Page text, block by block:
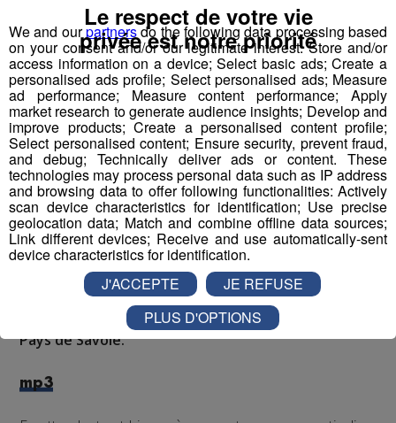
Si vous habitez dans la vallée de l’Arve, il vous sera
bientôt possible de mesurer la pollution dans votre
logement.
Cet hiver, vous pourrez en effet louer pendant 15
jours un capteur qui vous accompagnera dans tous
vos déplacements et qui mesurera, en temps réel, la
concentration en particules fines.
Toutes ces données seront récoltées par
l’organisme officiel de mesure de la qualité de l’air.
Guillaume Brulfert est le responsable ATMO en
Pays de Savoie.
mp3
We and ourpartnersdo the following data processing based
on your consent and/or our legitimate interest: Store and/or
access information on a device; Select basic ads; Create a
personalised ads profile; Select personalised ads; Measure
ad performance; Measure content performance; Apply
market research to generate audience insights; Develop and
improve products; Create a personalised content profile;
Select personalised content; Ensure security, prevent fraud,
and debug; Technically deliver ads or content. These
technologies may process personal data such as IP address
and browsing data to offer following functionalities: Actively
scan device characteristics for identification; Use precise
geolocation data; Match and combine offline data sources;
Link different devices; Receive and use automatically-sent
device characteristics for identification.
Le respect de votre vie
privée est notre priorité
J'ACCEPTE
JE REFUSE
PLUS D'OPTIONS